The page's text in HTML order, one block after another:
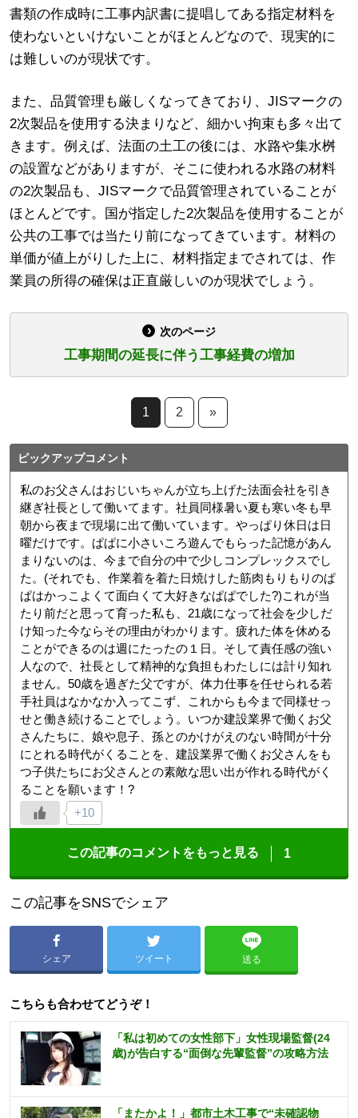
書類の作成時に工事内訳書に提唱してある指定材料を
使わないといけないことがほとんどなので、現実的に
は難しいのが現状です。
また、品質管理も厳しくなってきており、JISマークの
2次製品を使用する決まりなど、細かい拘束も多々出て
きます。例えば、法面の土工の後には、水路や集水桝
の設置などがありますが、そこに使われる水路の材料
の2次製品も、JISマークで品質管理されていることが
ほとんどです。国が指定した2次製品を使用することが
公共の工事では当たり前になってきています。材料の
単価が値上がりした上に、材料指定までされては、作
業員の所得の確保は正直厳しいのが現状でしょう。
次のページ
工事期間の延長に伴う工事経費の増加
1 2 »
ピックアップコメント
私のお父さんはおじいちゃんが立ち上げた法面会社を引き
継ぎ社長として働いてます。社員同様暑い夏も寒い冬も早
朝から夜まで現場に出て働いています。やっぱり休日は日
曜だけです。ぱぱに小さいころ遊んでもらった記憶があん
まりないのは、今まで自分の中で少しコンプレックスでし
た。(それでも、作業着を着た日焼けした筋肉もりもりのぱ
ぱはかっこよくて面白くて大好きなぱぱでした?)これが当
たり前だと思って育った私も、21歳になって社会を少しだ
け知った今ならその理由がわかります。疲れた体を休める
ことができるのは週にたったの１日。そして責任感の強い
人なので、社長として精神的な負担もわたしには計り知れ
ません。50歳を過ぎた父ですが、体力仕事を任せられる若
手社員はなかなか入ってこず、これからも今まで同様せっ
せと働き続けることでしょう。いつか建設業界で働くお父
さんたちに、娘や息子、孫とのかけがえのない時間が十分
にとれる時代がくることを、建設業界で働くお父さんをも
つ子供たちにお父さんとの素敵な思い出が作れる時代がく
ることを願います！?
+10
この記事のコメントをもっと見る 1
この記事をSNSでシェア
シェア ツイート 送る
こちらも合わせてどうぞ！
「私は初めての女性部下」女性現場監督(24
歳)が告白する“面倒な先輩監督”の攻略方法
「またかよ！」都市土木工事で“未確認物